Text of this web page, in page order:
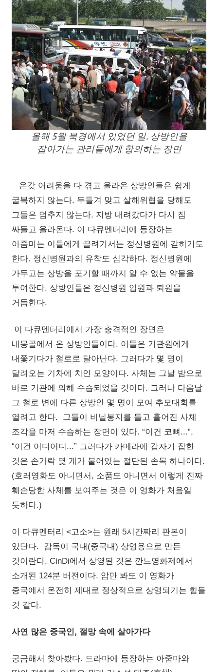
올해 5월 북경에서 있었던 일. 상방인을
잡아가는 관리들에게 항의하는 장면
온갖 어려움을 다 겪고 올라온 상방인들은 쉽게
굴복하지 않는다. 두들겨 맞고 살해위협을 당해도
그들은 멈추지 않는다. 지방 내려갔다가 다시 짐
싸들고 올라온다. 이 다큐멘터리에 등장하는
아줌마는 이들에게 끌려가서는 정신병원에 갇히기도
한다. 정신병원과의 유착도 심각하다. 정신병원에
가두고는 상방을 포기할 때까지 알 수 없는 약물을
투여한다. 상방인들은 정신병원 입원과 퇴원을
거듭한다.
이 다큐멘터리에서 가장 충격적인 장면은
내몽골에서 온 상방인들이다. 이들은 기관원에게
내쫓기다가 철로로 달아난다. 그러다가 몇 명이
달려오는 기차에 치인 모양이다. 사체는 그날 밤으로
바로 기관에 의해 수습되었을 것이다. 그러나 다음날
그 철로 변에 다른 상방인 몇 명이 모여 추모대회를
열려고 한다. 그들이 비닐봉지를 들고 흩어진 사체
조각을 마저 수습하는 장면이 있다. “이건 코뼈...”,
“이건 어디어디...” 그러다가 카메라에 갑자기 잡힌
것은 손가락 몇 개가 붙어있는 절단된 손목 하나이다.
(호러영화도 아니면서, 소품도 아니면서 이렇게 진짜
훼손당한 사체를 보여주는 것은 이 영화가 처음일
듯하다.)
이 다큐멘터리 <고소>는 원래 5시간짜리 판본이
있단다. 감독이 국내(중국내) 상영용으로 만든
것이란다. CinDi에서 상영된 것은 깐느영화제에서
소개된 124분 버전이다. 암만 봐도 이 영화가
중국에서 온전히 제대로 정상적으로 상영되기는 힘들
것 같다.
사연 많은 중국인, 절망 속에 살아가다
궁금해서 찾아봤다. 드라마에 등장하는 아줌마와